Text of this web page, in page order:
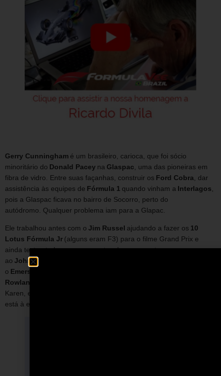
Gerry Cunningham é um brasileiro, carioca, que foi sócio
minoritário do Donald Pacey na Glaspac , uma das pioneiras em
fibra de vidro. Entre suas façanhas, construir os Ford Cobra , dar
assistência às equipes de Fórmula 1 quando vinham a Interlagos
pois a Glaspac ficava no bairro de Socorro, perto do
autódromo. Qualquer problema iam para a Glapac.
Ele trabalhou antes com o Jim Russel ajudando a fazer os 10
Lotus Fórmula Jr (alguns eram F3) para o filme Grand Prix e
ainda testou todos os carros antes de serem entregues
ao John Frankenheimer
o Emerson
Rowlands
Karen, e já andou 290 mil km com sua BMW GS. Na foto, quem
está à esquerda todos conhecem, é o Juan Manuel Fangio.